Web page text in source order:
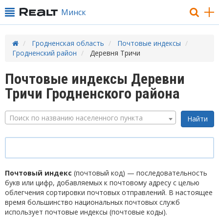
Минск
Гродненская область
Почтовые индексы
Гродненский район
Деревня Тричи
Почтовые индексы Деревни
Тричи Гродненского района
Поиск по названию населенного пункта
Почтовый индекс (почтовый код) — последовательность
букв или цифр, добавляемых к почтовому адресу с целью
облегчения сортировки почтовых отправлений. В настоящее
время большинство национальных почтовых служб
использует почтовые индексы (почтовые коды).